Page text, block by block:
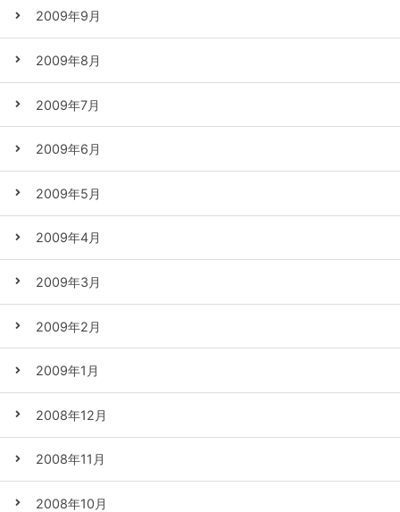
2009年9月
2009年8月
2009年7月
2009年6月
2009年5月
2009年4月
2009年3月
2009年2月
2009年1月
2008年12月
2008年11月
2008年10月